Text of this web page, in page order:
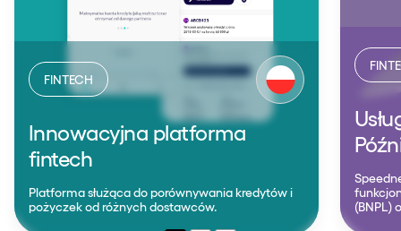
FINTECH
Innowacyjna platforma
fintech
Platforma służąca do porównywania kredytów i
pożyczek od różnych dostawców.
(BNPL)